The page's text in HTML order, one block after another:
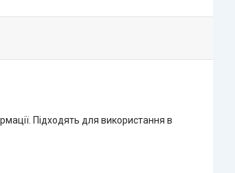
Підходять для використання в